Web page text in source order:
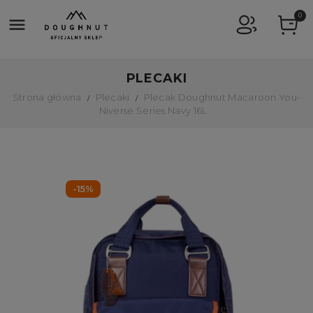
 0
PLECAKI
Strona główna Plecaki
Plecak Doughnut Macaroon You-
Niverse Series Navy 16L
-15%